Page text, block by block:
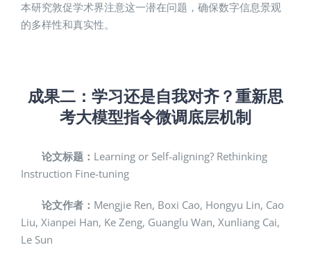
本研究敦促学术界注意这一潜在问题，确保数字信息景观
的多样性和真实性。
成果二： 学习还是自我对齐？重新思
考大模型指令微调底层机制
论文标题： Learning or Self-aligning? Rethinking
Instruction Fine-tuning
论文作者： Mengjie Ren, Boxi Cao, Hongyu Lin, Cao
Liu, Xianpei Han, Ke Zeng, Guanglu Wan, Xunliang Cai,
Le Sun